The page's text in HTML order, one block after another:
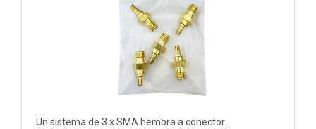
Un sistema de 3 x SMA hembra a conector...